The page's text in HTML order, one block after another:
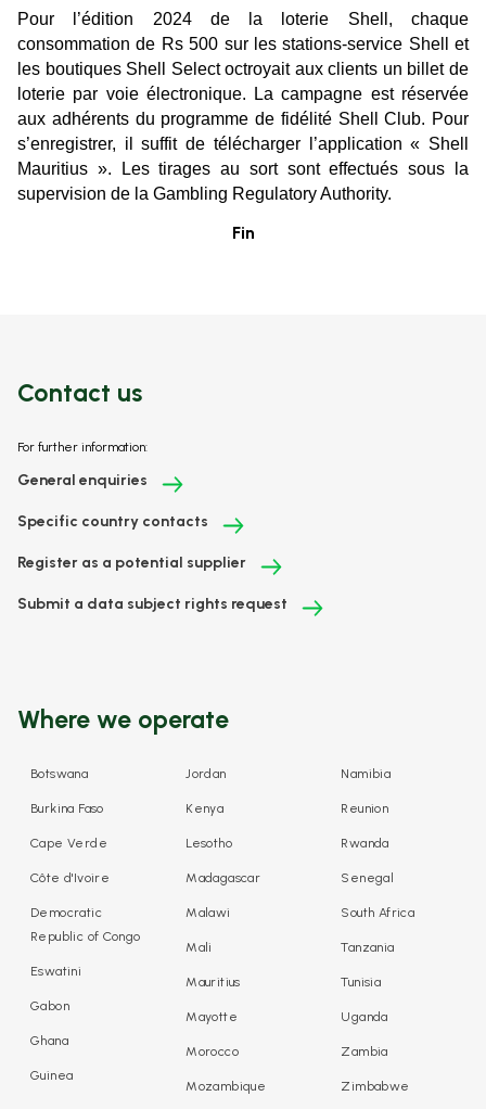
Pour l’édition 2024 de la loterie Shell, chaque
consommation de Rs 500 sur les stations-service Shell et
les boutiques Shell Select octroyait aux clients un billet de
loterie par voie électronique. La campagne est réservée
aux adhérents du programme de fidélité Shell Club. Pour
s’enregistrer, il suffit de télécharger l’application « Shell
Mauritius ». Les tirages au sort sont effectués sous la
supervision de la Gambling Regulatory Authority.
Fin
Contact us
For further information:
General enquiries
Specific country contacts
Register as a potential supplier
Submit a data subject rights request
Where we operate
Botswana
Burkina Faso
Cape Verde
Côte d'Ivoire
Democratic
Republic of Congo
Eswatini
Gabon
Ghana
Guinea
Jordan
Kenya
Lesotho
Madagascar
Malawi
Mali
Mauritius
Mayotte
Morocco
Mozambique
Namibia
Reunion
Rwanda
Senegal
South Africa
Tanzania
Tunisia
Uganda
Zambia
Zimbabwe